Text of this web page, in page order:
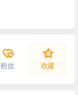
粉丝 收藏